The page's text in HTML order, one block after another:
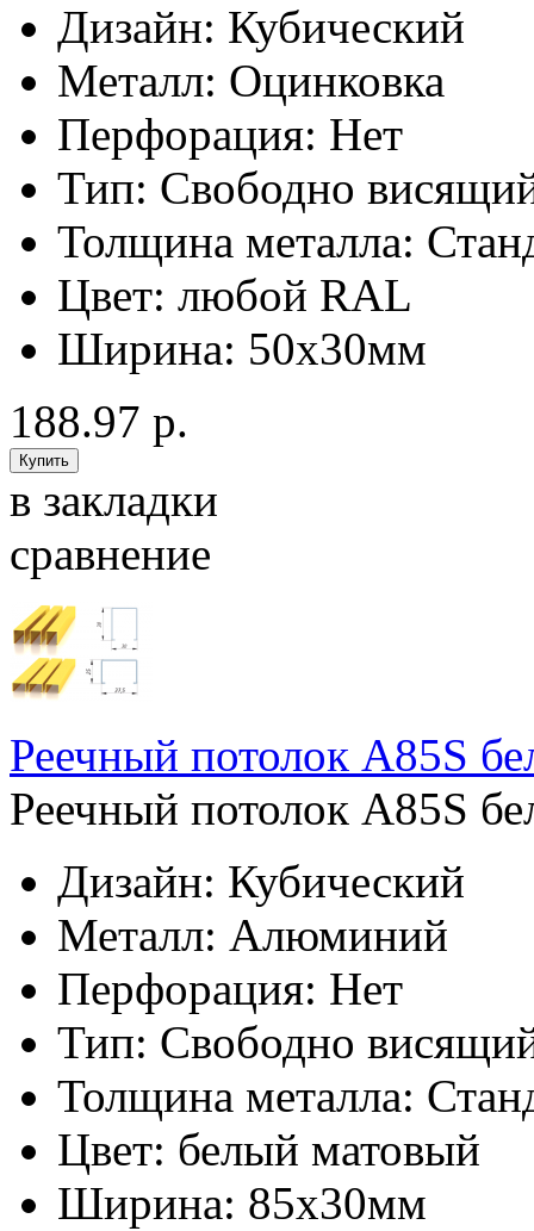
Дизайн: Кубический
Металл: Оцинковка
Перфорация: Нет
Тип: Свободно
Толщина металла:
Цвет: любой RAL
Ширина: 50x30мм
188.97 р.
в закладки
сравнение
Реечный потолок A85S
Реечный потолок A85S
Дизайн: Кубический
Металл: Алюминий
Перфорация: Нет
Тип: Свободно
Толщина металла:
Цвет: белый матовый
Ширина: 85x30мм